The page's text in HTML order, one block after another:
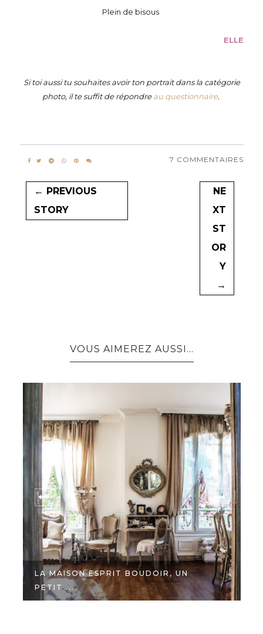
Plein de bisous
ELLE
Si toi aussi tu souhaites avoir ton portrait dans la catégorie
photo, il te suffit de répondreau questionnaire.
7 COMMENTAIRES
← PREVIOUS
STORY
NE
XT
ST
OR
Y
→
VOUS AIMEREZ AUSSI...
LA MAISON ESPRIT BOUDOIR, UN
PETIT ...